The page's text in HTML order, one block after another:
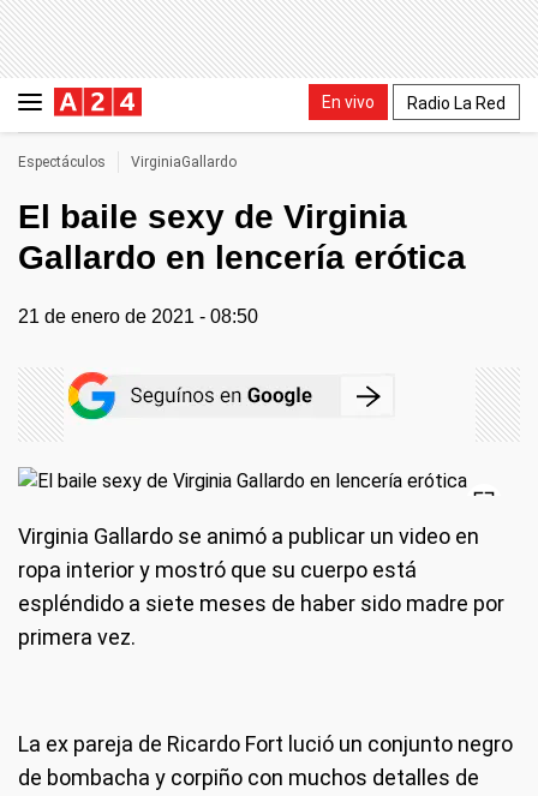
En vivo Radio La Red
Espectáculos VirginiaGallardo
El baile sexy de Virginia
Gallardo en lencería erótica
21 de enero de 2021 - 08:50
Virginia Gallardo se animó a publicar un video en
ropa interior y mostró que su cuerpo está
espléndido a siete meses de haber sido madre por
primera vez.
La ex pareja de Ricardo Fort lució un conjunto negro
de bombacha y corpiño con muchos detalles de